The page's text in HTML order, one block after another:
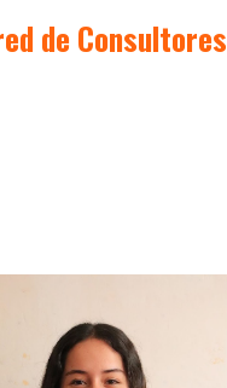
de Consultores